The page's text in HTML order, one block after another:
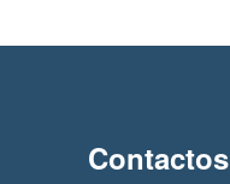
Contactos